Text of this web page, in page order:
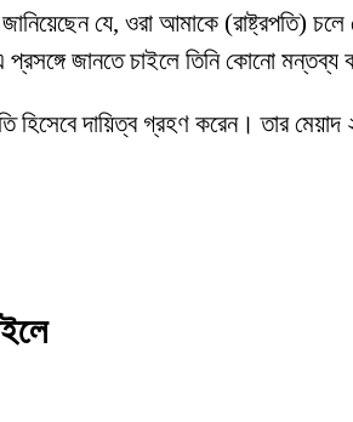
যে, ওরা আমাকে
জানতে চাইলে তিনি কোনো মন্তব্য
হিসেবে দায়িত্ব গ্রহণ করেন। তার